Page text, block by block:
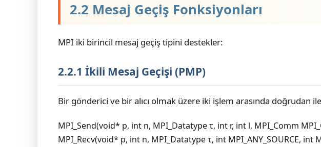
2.2 Mesaj Geçiş Fonksiyonları
MPI iki birincil mesaj geçiş tipini destekler:
2.2.1 İkili Mesaj Geçişi (PMP)
Bir gönderici ve bir alıcı olmak üzere iki işlem arasında doğrudan
MPI_Send(void* p, int n, MPI_Datatype τ, int r, int l, MPI_Comm
MPI_Recv(void* p, int n, MPI_Datatype τ, int MPI_ANY_SOURCE, int